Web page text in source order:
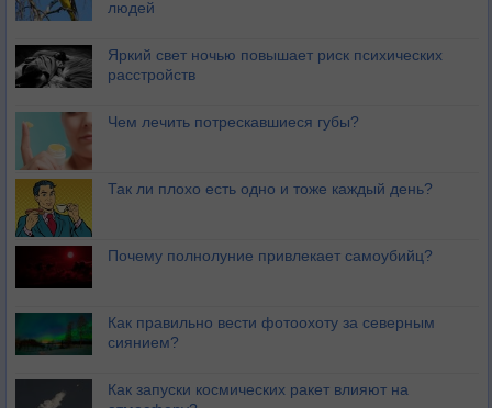
людей
Яркий свет ночью повышает риск психических
расстройств
Чем лечить потрескавшиеся губы?
Так ли плохо есть одно и тоже каждый день?
Почему полнолуние привлекает самоубийц?
Как правильно вести фотоохоту за северным
сиянием?
Как запуски космических ракет влияют на